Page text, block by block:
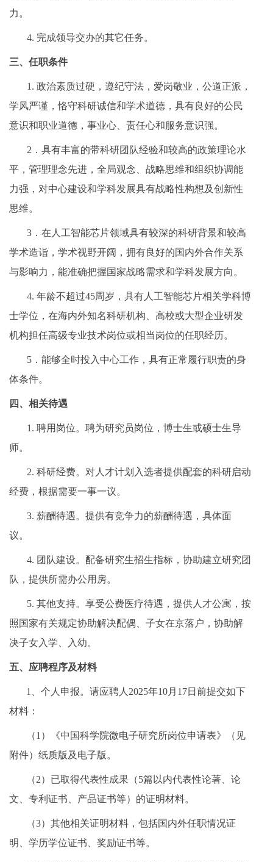
力。
4. 完成领导交办的其它任务。
三、任职条件
1. 政治素质过硬，遵纪守法，爱岗敬业，公道正派，
学风严谨，恪守科研诚信和学术道德，具有良好的公民
意识和职业道德，事业心、责任心和服务意识强。
2．具有丰富的带科研团队经验和较高的政策理论水
平，管理理念先进，全局观念、战略思维和组织协调能
力强，对中心建设和学科发展具有战略性构想及创新性
思维。
3．在人工智能芯片领域具有较深的科研背景和较高
学术造诣，学术视野开阔，拥有良好的国内外合作关系
与影响力，能准确把握国家战略需求和学科发展方向。
4. 年龄不超过45周岁，具有人工智能芯片相关学科博
士学位，在海内外知名科研机构、高校或大型企业研发
机构担任高级专业技术岗位或相当岗位的任职经历。
5．能够全时投入中心工作，具有正常履行职责的身
体条件。
四、相关待遇
1. 聘用岗位。聘为研究员岗位，博士生或硕士生导
师。
2. 科研经费。对人才计划入选者提供配套的科研启动
经费，根据需要一事一议。
3. 薪酬待遇。提供有竞争力的薪酬待遇，具体面
议。
4. 团队建设。配备研究生招生指标，协助建立研究团
队，提供所需办公用房。
5. 其他支持。享受公费医疗待遇，提供人才公寓，按
照国家有关规定协助解决配偶、子女在京落户，协助解
决子女入学、入幼。
五、应聘程序及材料
1、个人申报。请应聘人2025年10月17日前提交如下
材料：
（1）《中国科学院微电子研究所岗位申请表》（见
附件）纸质版及电子版。
（2）已取得代表性成果（5篇以内代表性论著、论
文、专利证书、产品证书等）的证明材料。
（3）其他相关证明材料，包括国内外任职情况证
明、学历学位证书、奖励证书等。